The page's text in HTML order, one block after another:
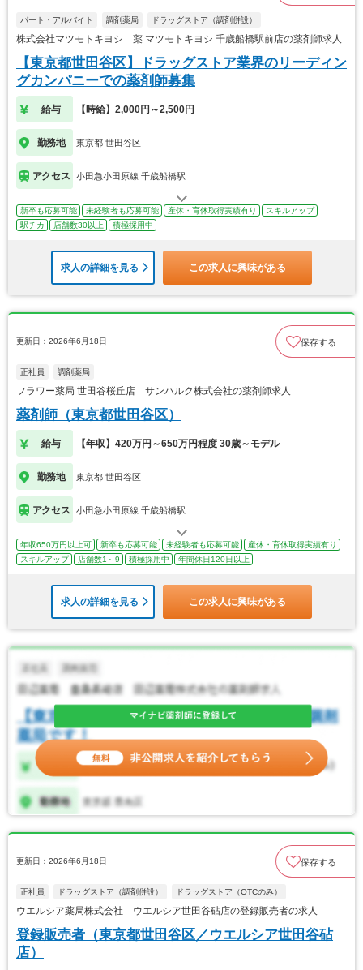
パート・アルバイト 調剤薬局 ドラッグストア（調剤併設）
株式会社マツモトキヨシ 薬 マツモトキヨシ 千歳船橋駅前店の薬剤師求人
【東京都世田谷区】ドラッグストア業界のリーディン
グカンパニーでの薬剤師募集
給与 【時給】2,000円～2,500円
勤務地 東京都 世田谷区
アクセス 小田急小田原線 千歳船橋駅
新卒も応募可能 未経験者も応募可能 産休・育休取得実績有り
スキルアップ
駅チカ
店舗数30以上 積極採用中
求人の詳細を見る この求人に興味がある
更新日：2026年6月18日 保存する
正社員 調剤薬局
フラワー薬局 世田谷桜丘店 サンハルク株式会社の薬剤師求人
薬剤師（東京都世田谷区）
給与 【年収】420万円～650万円程度 30歳～モデル
勤務地 東京都 世田谷区
アクセス 小田急小田原線 千歳船橋駅
年収650万円以上可 新卒も応募可能 未経験者も応募可能
産休・育休取得実績有り
スキルアップ
店舗数1～9 積極採用中 年間休日120日以上
求人の詳細を見る この求人に興味がある
更新日：2026年6月18日 保存する
正社員 ドラッグストア（調剤併設） ドラッグストア（OTCのみ）
ウエルシア薬局株式会社 ウエルシア世田谷砧店の登録販売者の求人
登録販売者（東京都世田谷区／ウエルシア世田谷砧
店）